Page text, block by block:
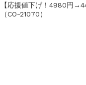
【応援値下げ！4980円
（CO-21070）